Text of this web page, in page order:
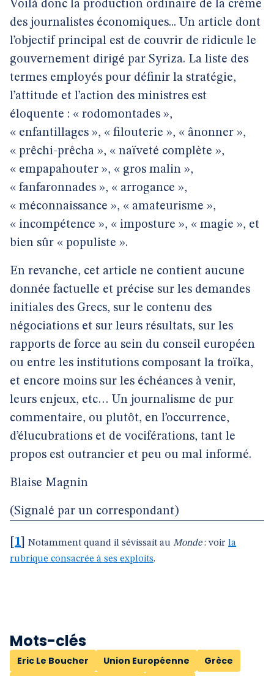
Voilà donc la production ordinaire de la crème
des journalistes économiques... Un article dont
l’objectif principal est de couvrir de ridicule le
gouvernement dirigé par Syriza. La liste des
termes employés pour définir la stratégie,
l’attitude et l’action des ministres est
éloquente : « rodomontades »,
« enfantillages », « filouterie », « ânonner »,
« prêchi-prêcha », « naïveté complète »,
« empapahouter », « gros malin »,
« fanfaronnades », « arrogance »,
« méconnaissance », « amateurisme »,
« incompétence », « imposture », « magie », et
bien sûr « populiste ».
En revanche, cet article ne contient aucune
donnée factuelle et précise sur les demandes
initiales des Grecs, sur le contenu des
négociations et sur leurs résultats, sur les
rapports de force au sein du conseil européen
ou entre les institutions composant la troïka,
et encore moins sur les échéances à venir,
leurs enjeux, etc… Un journalisme de pur
commentaire, ou plutôt, en l’occurrence,
d’élucubrations et de vociférations, tant le
propos est outrancier et peu ou mal informé.
Blaise Magnin
(Signalé par un correspondant)
1 Notamment quand il sévissait au Monde: voir la
rubrique consacrée à ses exploits.
Mots-clés
Eric Le Boucher Union Européenne
Grèce